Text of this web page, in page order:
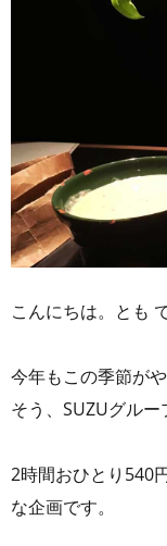
こんにちは。とも で
今年もこの季節が
そう、SUZUグル
2時間おひとり540
な企画です。